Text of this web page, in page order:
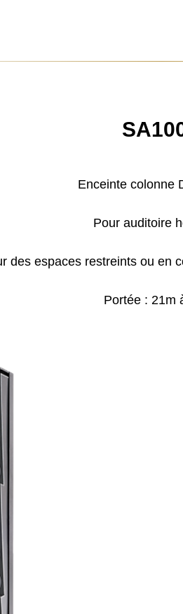
Enceinte colonne
Pour auditoire
des espaces restreints ou en
Portée : 21m